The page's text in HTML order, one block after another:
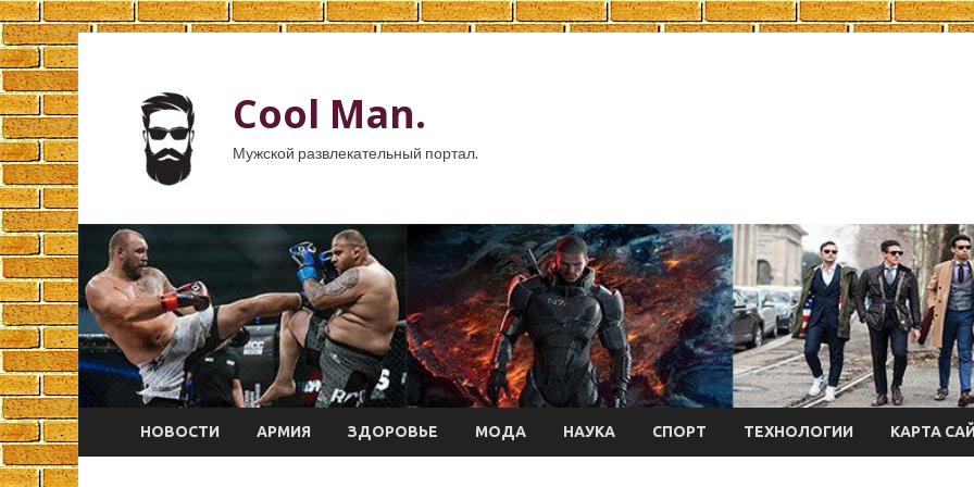
Cool Man.
Мужской развлекательный портал.
НОВОСТИ АРМИЯ ЗДОРОВЬЕ МОДА НАУКА СПОРТ ТЕХНОЛОГИИ КАРТА